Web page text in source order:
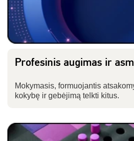
Profesinis augimas ir
Mokymasis, formuojantis
kokybę ir gebėjimą telkti kitus.